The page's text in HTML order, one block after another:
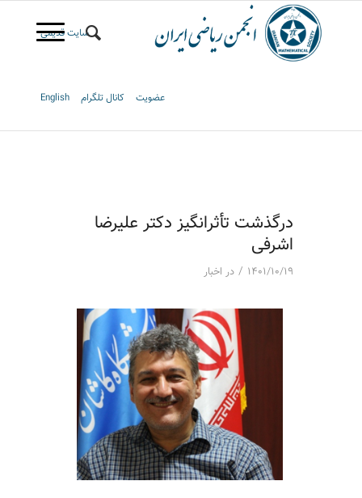
سایت قدیمی
عضویت کانال تلگرام English
درگذشت تأثرانگیز دکتر علیرضا
اشرفی
۱۴۰۱/۱۰/۱۹ / در اخبار